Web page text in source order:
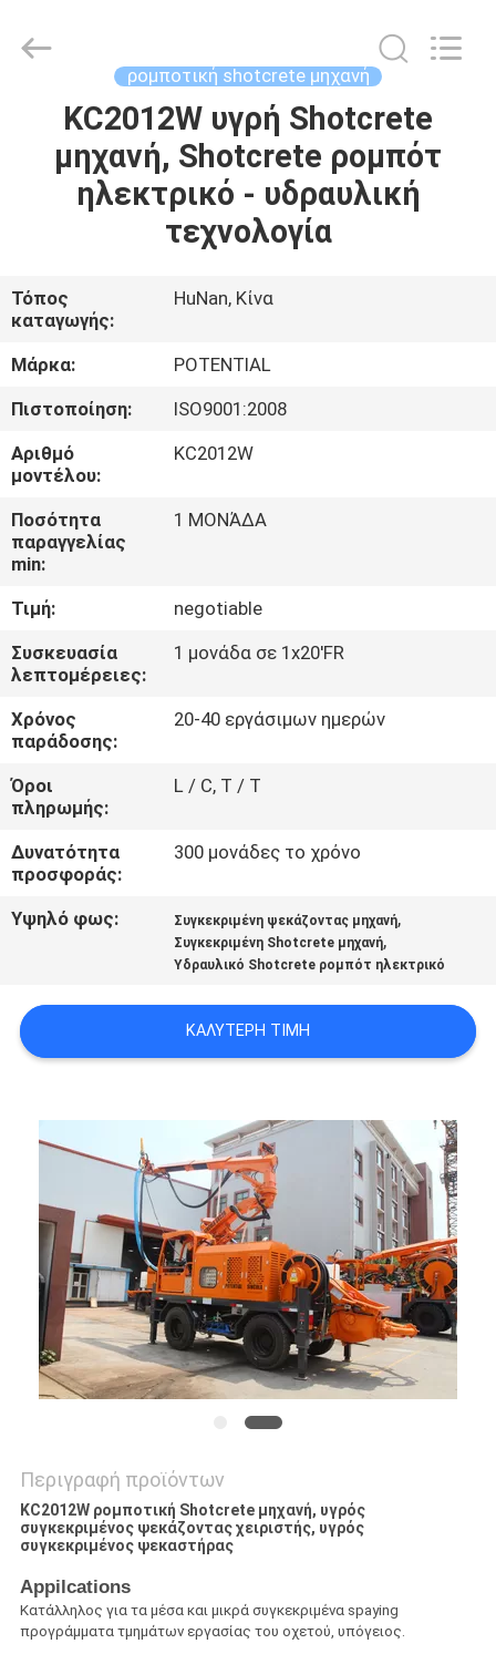
ΣΠΊΤΙ
ΠΡΟΪΌΝΤΑ
ΕΜΕΊΣ
ΓΎΡΟΣ
ΕΡΓΟΣΤΑΣΊΩΝ
ΠΟΙΟΤΙΚΌΣ
ΈΛΕΓΧΟΣ
ΕΛΆΤΕ
ΣΕ
ΕΠΑΦΉ
ΜΕ
ΕΙΔΉΣΕΙΣ
ΖΗΤΉΣΤΕ
ΈΝΑ
ΑΠΌΣΠΑΣΜΑ
SITEMAP
POLICY
Copyright
Equipments
Incorporated
ρομποτική shotcrete μηχανή
KC2012W υγρή Shotcrete
μηχανή, Shotcrete ρομπότ
ηλεκτρικό - υδραυλική
τεχνολογία
Τόπος
καταγωγής:
HuNan, Κίνα
Μάρκα:
POTENTIAL
Πιστοποίηση:
ISO9001:2008
Αριθμό
μοντέλου:
KC2012W
Ποσότητα
παραγγελίας
min:
1 ΜΟΝΆΔΑ
Τιμή:
negotiable
Συσκευασία
λεπτομέρειες:
1 μονάδα σε 1x20'FR
Χρόνος
παράδοσης:
20-40 εργάσιμων ημερών
Όροι
πληρωμής:
L / C, T / T
Δυνατότητα
προσφοράς:
300 μονάδες το χρόνο
Υψηλό φως: Συγκεκριμένη ψεκάζοντας μηχανή,
Συγκεκριμένη Shotcrete μηχανή,
Υδραυλικό Shotcrete ρομπότ ηλεκτρικό
ΚΑΛΎΤΕΡΗ ΤΙΜΉ
Περιγραφή προϊόντων
KC2012W ρομποτική Shotcrete μηχανή, υγρός
συγκεκριμένος ψεκάζοντας χειριστής, υγρός
συγκεκριμένος ψεκαστήρας
Appilcations
Κατάλληλος για τα μέσα και μικρά συγκεκριμένα spaying
προγράμματα τμημάτων εργασίας του οχετού, υπόγειος.